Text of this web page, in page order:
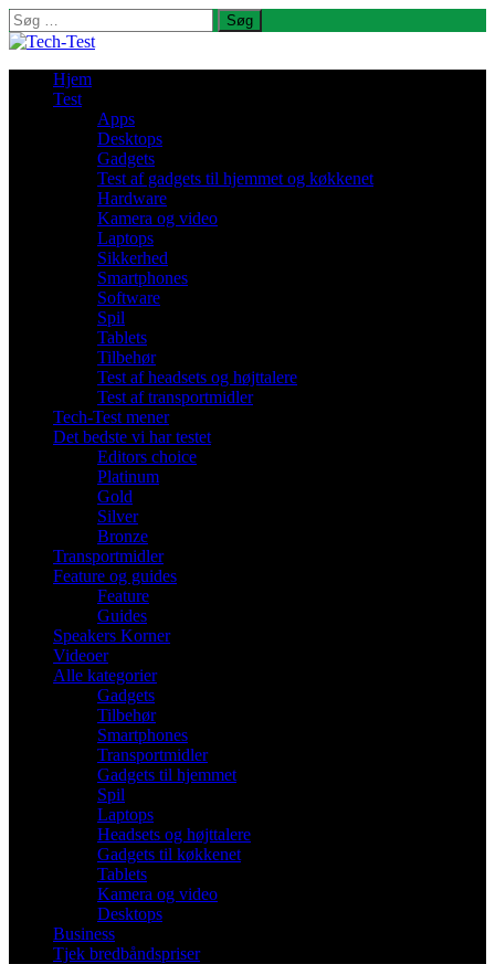
Søg
efter:
Hjem
Test
Apps
Desktops
Gadgets
Test af gadgets til hjemmet og køkkenet
Hardware
Kamera og video
Laptops
Sikkerhed
Smartphones
Software
Spil
Tablets
Tilbehør
Test af headsets og højttalere
Test af transportmidler
Tech-Test mener
Det bedste vi har testet
Editors choice
Platinum
Gold
Silver
Bronze
Transportmidler
Feature og guides
Feature
Guides
Speakers Korner
Videoer
Alle kategorier
Gadgets
Tilbehør
Smartphones
Transportmidler
Gadgets til hjemmet
Spil
Laptops
Headsets og højttalere
Gadgets til køkkenet
Tablets
Kamera og video
Desktops
Business
Tjek bredbåndspriser